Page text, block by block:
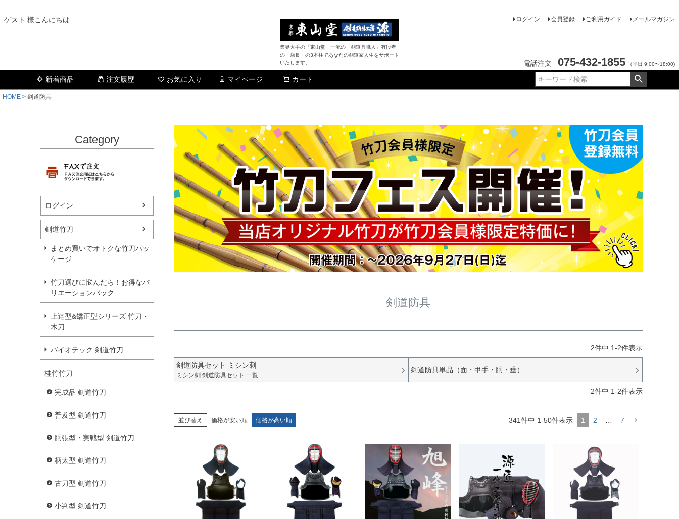
ゲスト 様こんにちは
業界大手の「東山堂」一流の「剣道具職人」有段者
の「店長」の3本柱であなたの剣道家人生をサポート
いたします。
ログイン 会員登録 ご利用ガイド メールマガジン
電話注文 075-432-1855 （平日 9:00〜18:00)
新着商品 注文履歴 お気に入り マイページ カート
HOME 剣道防具
Category
ログイン
剣道竹刀
まとめ買いでオトクな竹刀パッ
ケージ
竹刀選びに悩んだら！お得なバ
リエーションパック
上達型&矯正型シリーズ 竹刀・
木刀
バイオテック 剣道竹刀
桂竹竹刀
完成品 剣道竹刀
普及型 剣道竹刀
胴張型・実戦型 剣道竹刀
柄太型 剣道竹刀
古刀型 剣道竹刀
小判型 剣道竹刀
剣道防具
2件中 1-2件表示
剣道防具セット ミシン刺
ミシン刺 剣道防具セット 一覧
剣道防具単品（面・甲手・胴・垂）
2件中 1-2件表示
並び替え 価格が安い順 価格が高い順 341件中 1-50件表示 1 2 7